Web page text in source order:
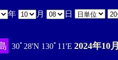
年 月 日
30ﾟ28'N 130ﾟ11'E 2024年10